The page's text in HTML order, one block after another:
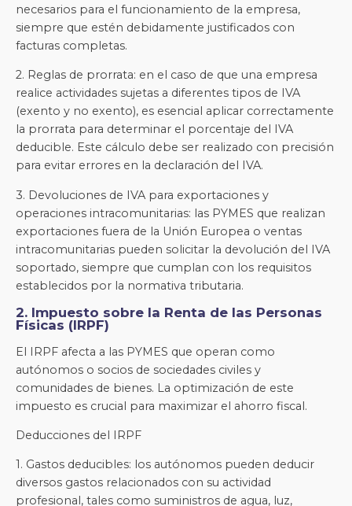
necesarios para el funcionamiento de la empresa,
siempre que estén debidamente justificados con
facturas completas.
2. Reglas de prorrata: en el caso de que una empresa
realice actividades sujetas a diferentes tipos de IVA
(exento y no exento), es esencial aplicar correctamente
la prorrata para determinar el porcentaje del IVA
deducible. Este cálculo debe ser realizado con precisión
para evitar errores en la declaración del IVA.
3. Devoluciones de IVA para exportaciones y
operaciones intracomunitarias: las PYMES que realizan
exportaciones fuera de la Unión Europea o ventas
intracomunitarias pueden solicitar la devolución del IVA
soportado, siempre que cumplan con los requisitos
establecidos por la normativa tributaria.
2. Impuesto sobre la Renta de las Personas
Físicas (IRPF)
El IRPF afecta a las PYMES que operan como
autónomos o socios de sociedades civiles y
comunidades de bienes. La optimización de este
impuesto es crucial para maximizar el ahorro fiscal.
Deducciones del IRPF
1. Gastos deducibles: los autónomos pueden deducir
diversos gastos relacionados con su actividad
profesional, tales como suministros de agua, luz,